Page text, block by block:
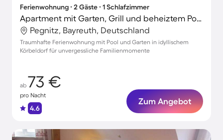
Ferienwohnung ∙ 2 Gäste ∙ 1 Schlafzimmer
Apartment mit Garten, Grill und beheiztem Pool
Pegnitz, Bayreuth, Deutschland
Traumhafte Ferienwohnung mit Pool und Garten in idyllischem
Körbeldorf für unvergessliche Familienmomente
ab 73 €
pro Nacht
4.6
Zum Angebot